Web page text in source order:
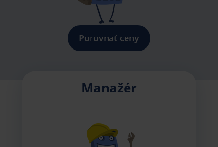
Porovnať ceny
Manažér